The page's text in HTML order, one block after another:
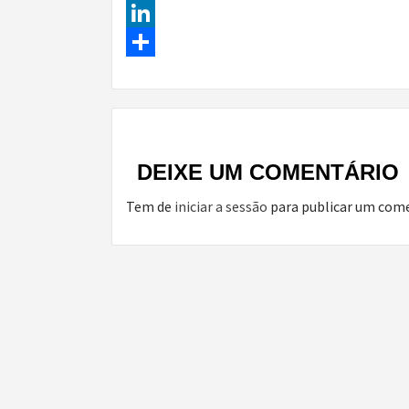
Facebook
LinkedIn
Reading
DEIXE UM COMENTÁRIO
Tem de iniciar a sessão para publicar um